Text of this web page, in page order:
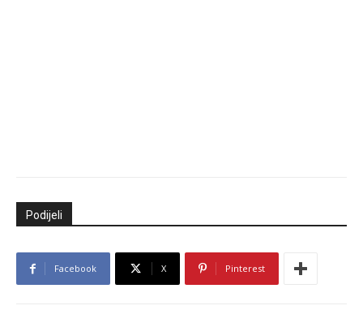
Podijeli
Facebook X Pinterest